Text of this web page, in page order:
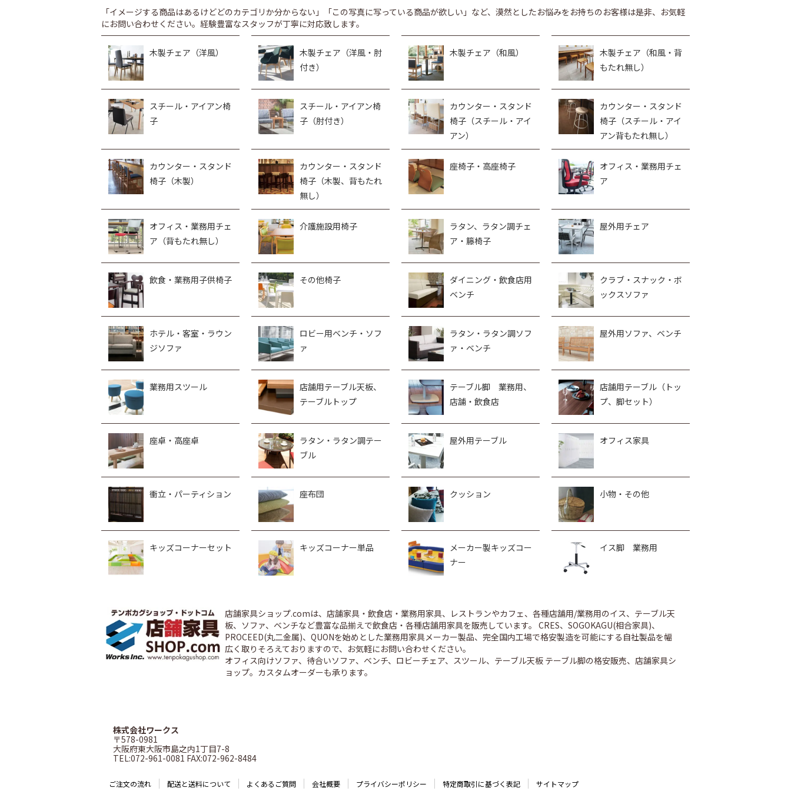
「イメージする商品はあるけどどのカテゴリか分からない」「この写真に写っている商品が欲しい」など、漠然としたお悩みをお持ちのお客様は是非、お気軽
にお問い合わせください。経験豊富なスタッフが丁寧に対応致します。
木製チェア（洋風）
木製チェア（洋風・肘
付き）
木製チェア（和風）
木製チェア（和風・背
もたれ無し）
スチール・アイアン椅
子
スチール・アイアン椅
子（肘付き）
カウンター・スタンド
椅子（スチール・アイ
アン）
カウンター・スタンド
椅子（スチール・アイ
アン背もたれ無し）
カウンター・スタンド
椅子（木製）
カウンター・スタンド
椅子（木製、背もたれ
無し）
座椅子・高座椅子
オフィス・業務用チェ
ア
オフィス・業務用チェ
ア（背もたれ無し）
介護施設用椅子
ラタン、ラタン調チェ
ア・籐椅子
屋外用チェア
飲食・業務用子供椅子 その他椅子
ダイニング・飲食店用
ベンチ
クラブ・スナック・ボ
ックスソファ
ホテル・客室・ラウン
ジソファ
ロビー用ベンチ・ソフ
ァ
ラタン・ラタン調ソフ
ァ・ベンチ
屋外用ソファ、ベンチ
業務用スツール
店舗用テーブル天板、
テーブルトップ
テーブル脚 業務用、
店舗・飲食店
店舗用テーブル（トッ
プ、脚セット）
座卓・高座卓
ラタン・ラタン調テー
ブル
屋外用テーブル オフィス家具
衝立・パーティション 座布団 クッション 小物・その他
キッズコーナーセット キッズコーナー単品
メーカー製キッズコー
ナー
イス脚 業務用
店舗家具ショップ.comは、店舗家具・飲食店・業務用家具、レストランやカフェ、各種店舗用/業務用のイス、テーブル天
板、ソファ、ベンチなど豊富な品揃えで飲食店・各種店舗用家具を販売しています。 CRES、SOGOKAGU(相合家具)、
PROCEED(丸二金属)、QUONを始めとした業務用家具メーカー製品、完全国内工場で格安製造を可能にする自社製品を幅
広く取りそろえておりますので、お気軽にお問い合わせください。
オフィス向けソファ、待合いソファ、ベンチ、ロビーチェア、スツール、テーブル天板 テーブル脚の格安販売、店舗家具シ
ョップ。カスタムオーダーも承ります。
株式会社ワークス
〒578-0981
大阪府東大阪市島之内1丁目7-8
TEL:072-961-0081 FAX:072-962-8484
ご注文の流れ 配送と送料について よくあるご質問 会社概要 プライバシーポリシー 特定商取引に基づく表記 サイトマップ